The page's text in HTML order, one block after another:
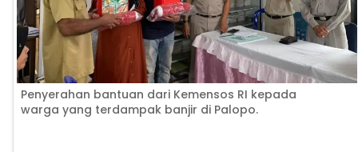
Penyerahan bantuan dari Kemensos RI kepada
warga yang terdampak banjir di Palopo.